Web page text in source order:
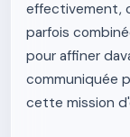
effectivement,
parfois
pour affiner
communiquée
cette mission